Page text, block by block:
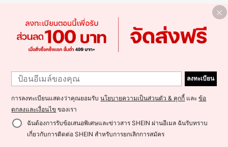
ลงทะเบียน
การลงทะเบียนแสดงว่าคุณยอมรับนโยบายความเป็นส่วนตัว & คุกกี้ และข้อ
ตกลงและเงื่อนไข ของเรา
ฉันต้องการรับข้อเสนอพิเศษและข่าวสาร SHEIN ผ่านอีเมล ฉันรับทราบ
เกี่ยวกับการติดต่อ SHEIN สำหรับการยกเลิกการสมัคร